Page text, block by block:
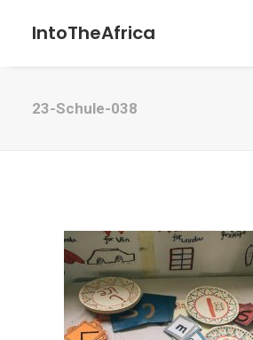
IntoTheAfrica
23-Schule-038